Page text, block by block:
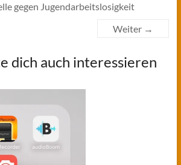
gegen Jugendarbeitslosigkeit
Weiter →
dich auch interessieren